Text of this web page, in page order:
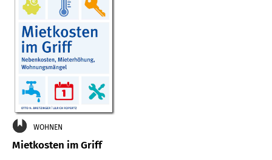
WOHNEN
Mietkosten im Griff